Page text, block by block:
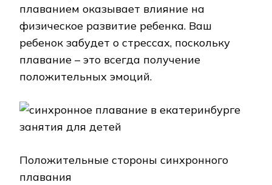
плаванием оказывает влияние на
физическое развитие ребенка. Ваш
ребенок забудет о стрессах, поскольку
плавание – это всегда получение
положительных эмоций.
Положительные стороны синхронного
плавания